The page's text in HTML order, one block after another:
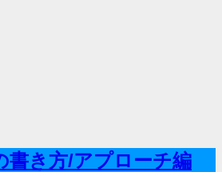
書き方/アプローチ編